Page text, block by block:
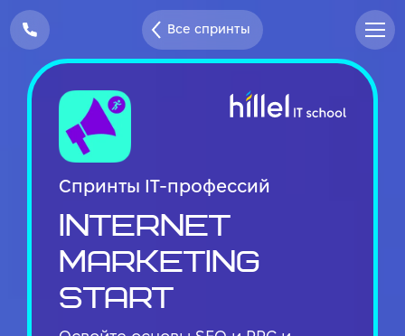
Все спринты
Спринты IT-профессий
Internet
Мarketing
Start